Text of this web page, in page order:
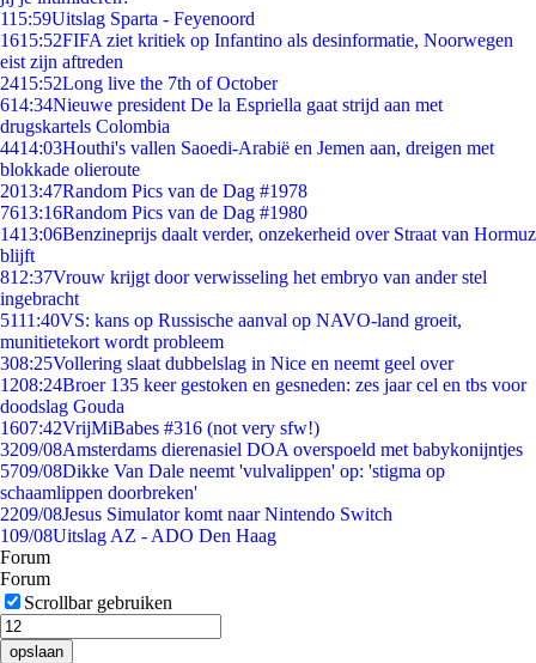
115:59Uitslag Sparta - Feyenoord
1615:52FIFA ziet kritiek op Infantino als desinformatie, Noorwegen
eist zijn aftreden
2415:52Long live the 7th of October
614:34Nieuwe president De la Espriella gaat strijd aan met
drugskartels Colombia
4414:03Houthi's vallen Saoedi-Arabië en Jemen aan, dreigen met
blokkade olieroute
2013:47Random Pics van de Dag #1978
7613:16Random Pics van de Dag #1980
1413:06Benzineprijs daalt verder, onzekerheid over Straat van Hormuz
blijft
812:37Vrouw krijgt door verwisseling het embryo van ander stel
ingebracht
5111:40VS: kans op Russische aanval op NAVO-land groeit,
munitietekort wordt probleem
308:25Vollering slaat dubbelslag in Nice en neemt geel over
1208:24Broer 135 keer gestoken en gesneden: zes jaar cel en tbs voor
doodslag Gouda
1607:42VrijMiBabes #316 (not very sfw!)
3209/08Amsterdams dierenasiel DOA overspoeld met babykonijntjes
5709/08Dikke Van Dale neemt 'vulvalippen' op: 'stigma op
schaamlippen doorbreken'
2209/08Jesus Simulator komt naar Nintendo Switch
109/08Uitslag AZ - ADO Den Haag
Forum
Forum
Scrollbar gebruiken
opslaan